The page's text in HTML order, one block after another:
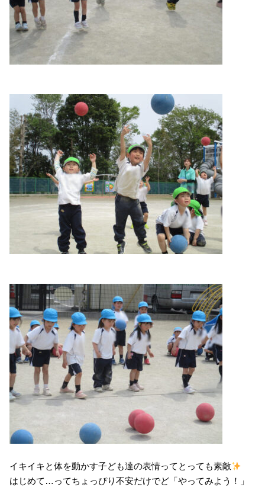
イキイキと体を動かす子ども達の表情ってとっても素敵
はじめて…ってちょっぴり不安だけでど「やってみよう！」